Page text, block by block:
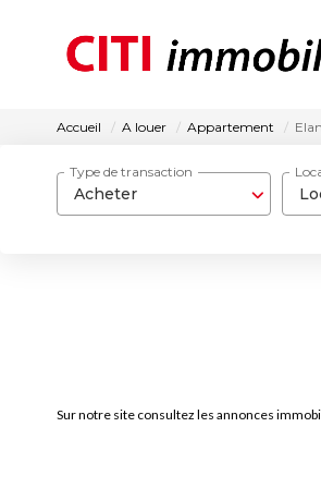
Accueil A louer Appartement
Acheter
Type de transaction
Sur notre site consultez les annonces